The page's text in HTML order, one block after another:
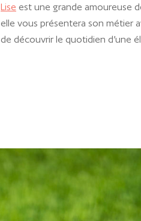
Lise est une grande amoureuse
elle vous présentera son métier
de découvrir le quotidien d’une